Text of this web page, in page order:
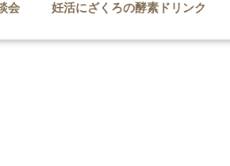
会 妊活にざくろの酵素ドリンク